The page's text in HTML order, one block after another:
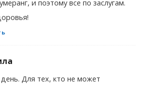
и поэтому все по заслугам.
Для тех, кто не может